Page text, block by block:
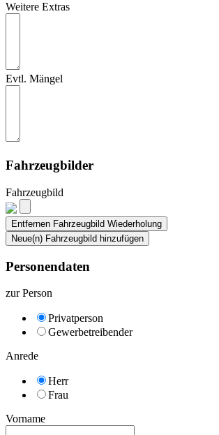
Weitere Extras
Evtl. Mängel
Fahrzeugbilder
Fahrzeugbild
Personendaten
zur Person
Privatperson
Gewerbetreibender
Anrede
Herr
Frau
Vorname